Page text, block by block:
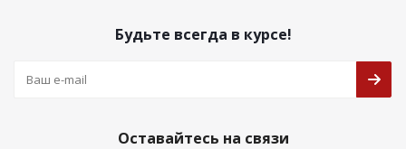
Будьте всегда в курсе!
Оставайтесь на связи